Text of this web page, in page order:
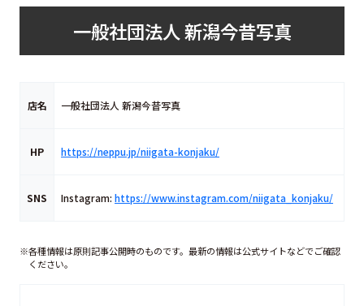
一般社団法人 新潟今昔写真
店名 一般社団法人 新潟今昔写真
HP https://neppu.jp/niigata-konjaku/
SNS Instagram: https://www.instagram.com/niigata_konjaku/
※各種情報は原則記事公開時のものです。最新の情報は公式サイトなどでご確認
ください。